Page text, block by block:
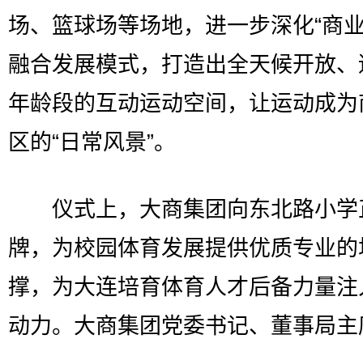
场、篮球场等场地，进一步深化“商
融合发展模式，打造出全天候开放
年龄段的互动运动空间，让运动成
区的“日常风景”。
仪式上，大商集团向东北路小学
牌，为校园体育发展提供优质专业
撑，为大连培育体育人才后备力量
动力。大商集团党委书记、董事局